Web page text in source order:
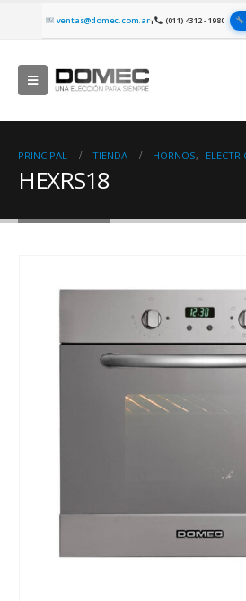
ventas@domec.com.ar| (011) 4312 - 1980
PRINCIPAL TIENDA HORNOS,
HEXRS18